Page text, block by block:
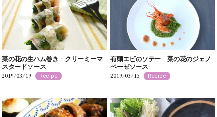
菜の花の生ハム巻き・クリーミーマ
スタードソース
2019/03/19 Recipe
有頭エビのソテー 菜の花のジェノ
ベーゼソース
2019/03/15 Recipe